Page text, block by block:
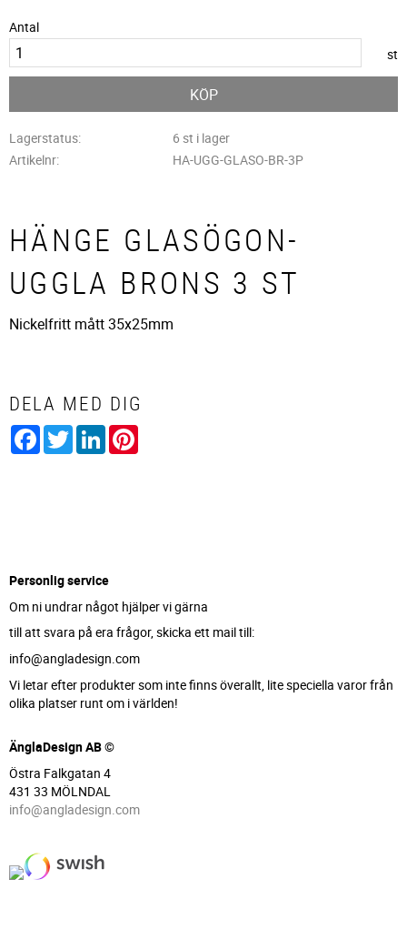
Antal
st
KÖP
Lagerstatus
6 st i lager
Artikelnr
HA-UGG-GLASO-BR-3P
HÄNGE GLASÖGON-
UGGLA BRONS 3 ST
Nickelfritt mått 35x25mm
DELA MED DIG
Facebook
TwitterLinkedIn
Personlig service
Om ni undrar något hjälper vi gärna
till att svara på era frågor, skicka ett mail till:
info@angladesign.com
Vi letar efter produkter som inte finns överallt, lite speciella varor från
olika platser runt om i världen!
ÄnglaDesign AB ©
Östra Falkgatan 4
431 33 MÖLNDAL
info@angladesign.com